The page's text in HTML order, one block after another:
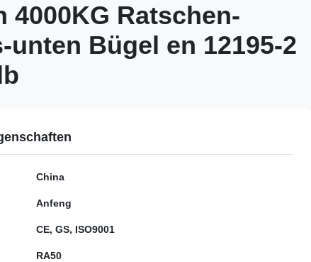
4000KG Ratschen-
unten Bügel en 12195-2
China
Anfeng
CE, GS, ISO9001
RA50